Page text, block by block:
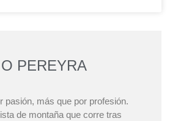
PEREYRA
pasión, más que por profesión.
de montaña que corre tras